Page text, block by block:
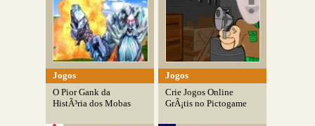
Jogos
O Pior Gank da
HistÃ³ria dos Mobas
Jogos
Crie Jogos Online
GrÃ¡tis no Pictogame